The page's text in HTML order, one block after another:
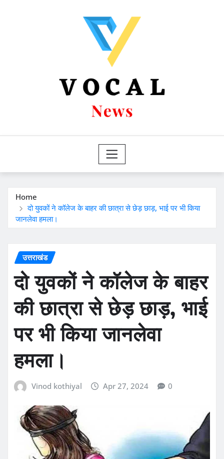
Home
दो युवकों ने कॉलेज के बाहर की छात्रा से छेड़ छाड़, भाई पर भी किया
जानलेवा हमला।
उत्तराखंड
दो युवकों ने कॉलेज के बाहर
की छात्रा से छेड़ छाड़, भाई
पर भी किया जानलेवा
हमला।
Vinod kothiyal Apr 27, 2024 0